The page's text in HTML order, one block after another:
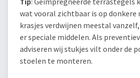
wat vooral zichtbaar is op donkere
krasjes verdwijnen meestal
er speciale middelen. Als
adviseren wij stukjes vilt onder de
stoelen te monteren.